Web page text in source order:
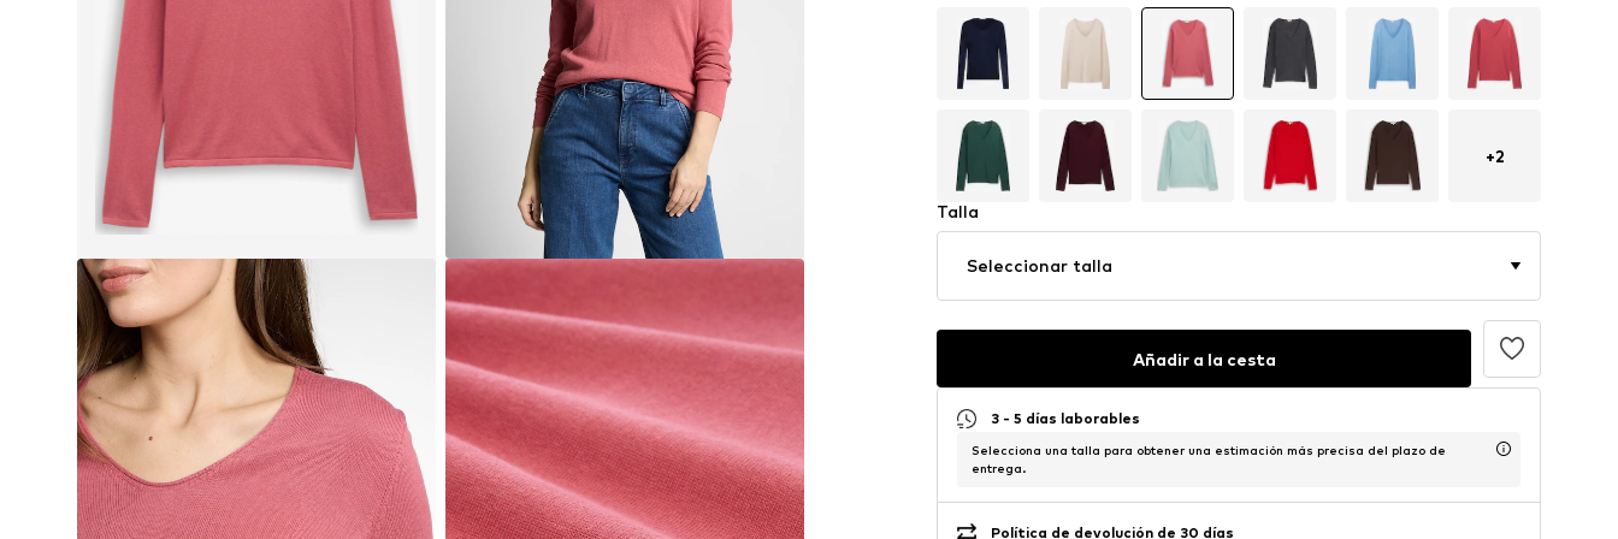
+2
Talla
Seleccionar talla
Añadir a la cesta
3 - 5 días laborables
Selecciona una talla para obtener una estimación más precisa del plazo de
entrega.
Política de devolución de 30 días